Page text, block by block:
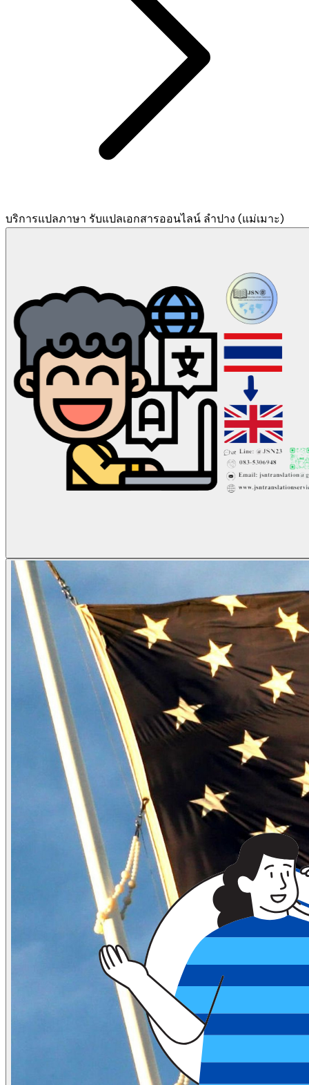
บริการแปลภาษา รับแปลเอกสารออนไลน์ ลำปาง (แม่เมาะ)